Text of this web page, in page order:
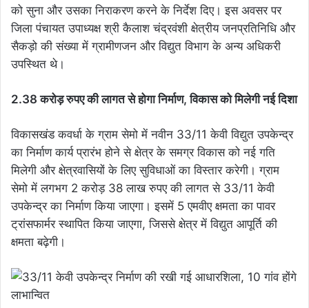
को सुना और उसका निराकरण करने के निर्देश दिए। इस अवसर पर
जिला पंचायत उपाध्यक्ष श्री कैलाश चंद्रवंशी क्षेत्रीय जनप्रतिनिधि और
सैकड़ो की संख्या में ग्रामीणजन और विद्युत विभाग के अन्य अधिकरी
उपस्थित थे।
2.38 करोड़ रुपए की लागत से होगा निर्माण, विकास को मिलेगी नई दिशा
विकासखंड कवर्धा के ग्राम सेमो में नवीन 33/11 केवी विद्युत उपकेन्द्र
का निर्माण कार्य प्रारंभ होने से क्षेत्र के समग्र विकास को नई गति
मिलेगी और क्षेत्रवासियों के लिए सुविधाओं का विस्तार करेगी। ग्राम
सेमो में लगभग 2 करोड़ 38 लाख रुपए की लागत से 33/11 केवी
उपकेन्द्र का निर्माण किया जाएगा। इसमें 5 एमवीए क्षमता का पावर
ट्रांसफार्मर स्थापित किया जाएगा, जिससे क्षेत्र में विद्युत आपूर्ति की
क्षमता बढ़ेगी।